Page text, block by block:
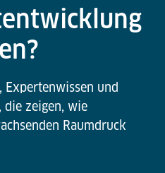
gesellschaftlicher
Rotterdam, Utrecht,
bereits heute
Expertenwissen und
die zeigen, wie
Raumdruck